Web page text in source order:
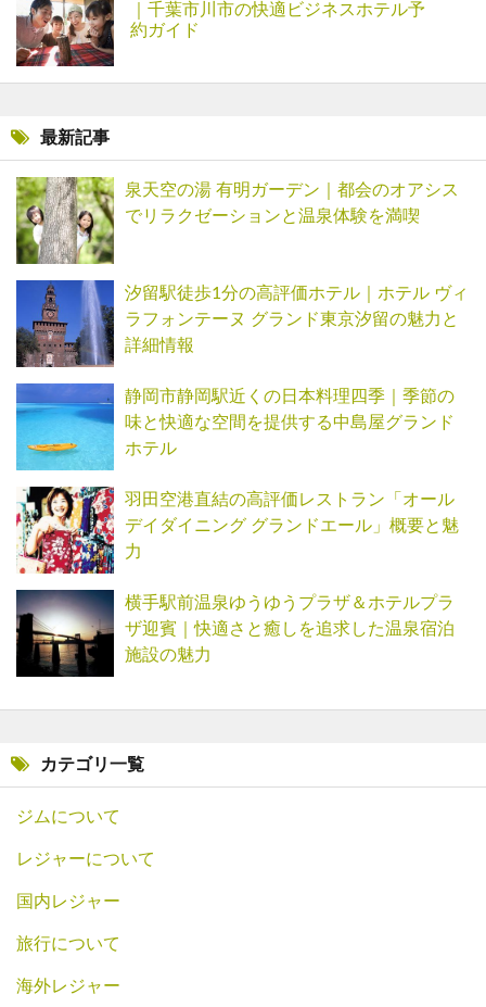
｜千葉市川市の快適ビジネスホテル予
約ガイド
最新記事
泉天空の湯 有明ガーデン｜都会のオアシス
でリラクゼーションと温泉体験を満喫
汐留駅徒歩1分の高評価ホテル｜ホテル ヴィ
ラフォンテーヌ グランド東京汐留の魅力と
詳細情報
静岡市静岡駅近くの日本料理四季｜季節の
味と快適な空間を提供する中島屋グランド
ホテル
羽田空港直結の高評価レストラン「オール
デイダイニング グランドエール」概要と魅
力
横手駅前温泉ゆうゆうプラザ＆ホテルプラ
ザ迎賓｜快適さと癒しを追求した温泉宿泊
施設の魅力
カテゴリ一覧
ジムについて
レジャーについて
国内レジャー
旅行について
海外レジャー